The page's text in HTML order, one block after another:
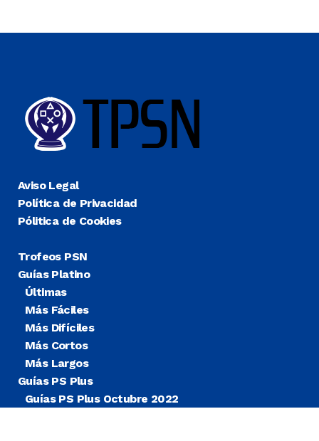
Aviso Legal
Política de Privacidad
Pólitica de Cookies
Trofeos PSN
Guías Platino
Últimas
Más Fáciles
Más Difíciles
Más Cortos
Más Largos
Guías PS Plus
Guías PS Plus Octubre 2022